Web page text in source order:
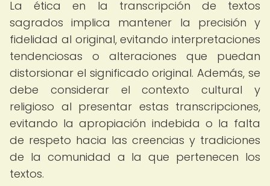
La ética en la transcripción de textos
sagrados implica mantener la precisión y
fidelidad al original, evitando interpretaciones
tendenciosas o alteraciones que puedan
distorsionar el significado original. Además, se
debe considerar el contexto cultural y
religioso al presentar estas transcripciones,
evitando la apropiación indebida o la falta
de respeto hacia las creencias y tradiciones
de la comunidad a la que pertenecen los
textos.